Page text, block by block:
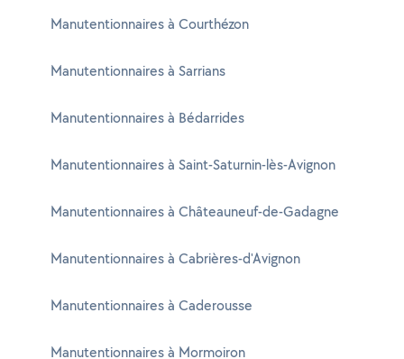
Manutentionnaires à Courthézon
Manutentionnaires à Sarrians
Manutentionnaires à Bédarrides
Manutentionnaires à Saint-Saturnin-lès-Avignon
Manutentionnaires à Châteauneuf-de-Gadagne
Manutentionnaires à Cabrières-d'Avignon
Manutentionnaires à Caderousse
Manutentionnaires à Mormoiron